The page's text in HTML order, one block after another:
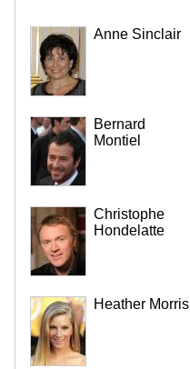
Anne Sinclair
Bernard
Montiel
Christophe
Hondelatte
Heather Morris